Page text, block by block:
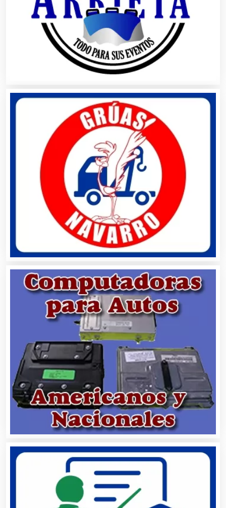
Artículos para el Hogar
Artículos para Regalos
Artículos Personales
Artículos Publicitarios
Aseguradoras
Asesores Técnicos
Asesoría Fiscal
Asilos
Asociaciones Civiles
Asociaciones Empresariales
Audio, Sonido e Iluminación
Audios para Eventos
Autobuses